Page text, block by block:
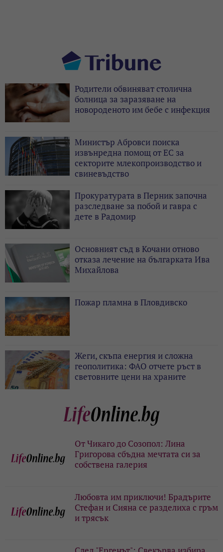
Родители обвиняват столична
болница за заразяване на
новороденото им бебе с инфекция
Министър Абровси поиска
извънредна помощ от ЕС за
секторите млекопроизводство и
свиневъдство
Прокуратурата в Перник започна
разследване за побой и гавра с
дете в Радомир
Основният съд в Кочани отново
отказа лечение на българката Ива
Михайлова
Пожар пламна в Пловдивско
Жеги, скъпа енергия и сложна
геополитика: ФАО отчете ръст в
световните цени на храните
От Чикаго до Созопол: Лина
Григорова сбъдна мечтата си за
собствена галерия
Любовта им приключи! Брадърите
Стефан и Сияна се разделиха с гръм
и трясък